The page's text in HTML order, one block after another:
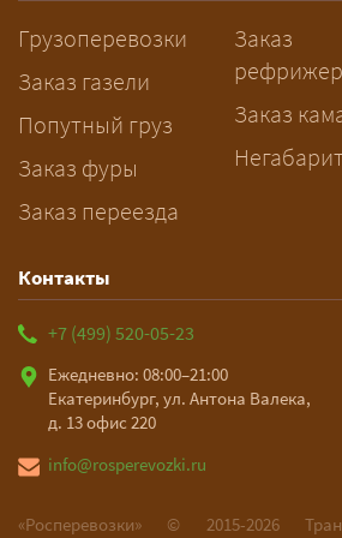
заблаговременно
рассчитает маршрут и
подготовку документов.
Грузоперевозки
Заказ газели
Попутный груз
Заказ фуры
Заказ переезда
Заказ
Заказ
Контакты
+7 (499) 520-05-23
Ежедневно: 08:00–21:00
Екатеринбург, ул. Антона Валека,
д. 13 офис 220
info@rosperevozki.ru
«Росперевозки» © 2015-2026